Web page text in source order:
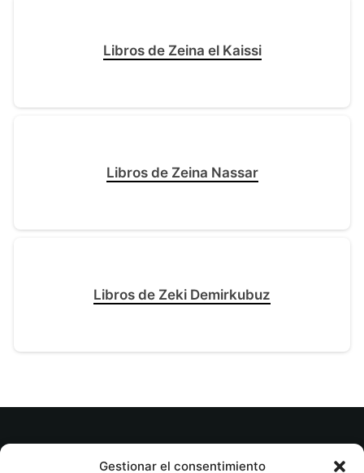
Gestionar el consentimiento
Libros de Zeina el Kaissi
Libros de Zeina Nassar
Libros de Zeki Demirkubuz
© tuslibrosvip.com · Todos los derechos